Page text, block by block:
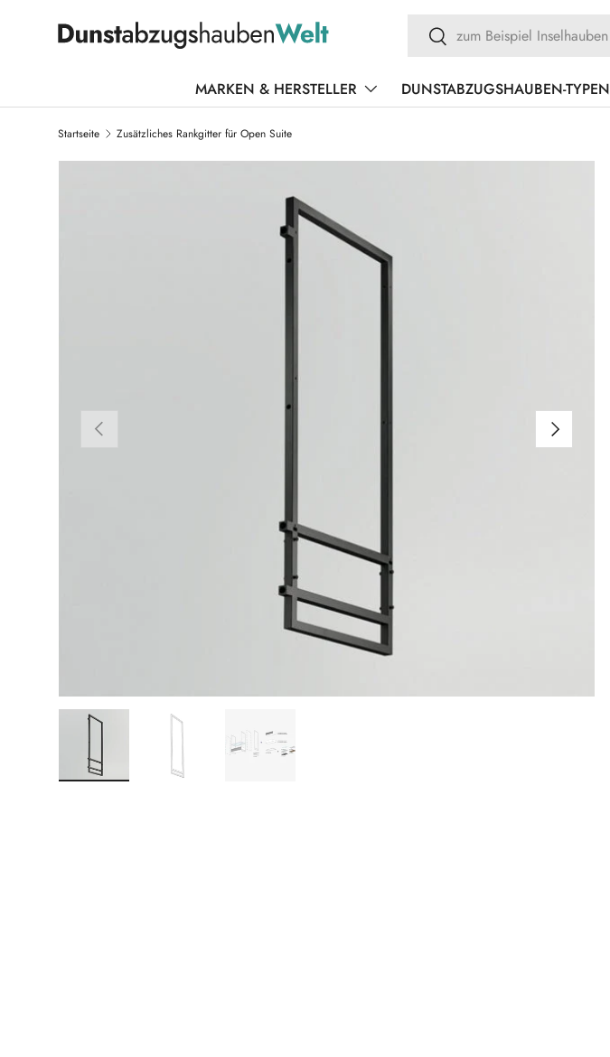
DIREKT ZUM INHALT Suchen
Suchen
MARKEN & HERSTELLER DUNSTABZUGSHAUBEN-TYPEN
Startseite Zusätzliches Rankgitter für Open Suite
ZU PRODUKTINFORMATIONEN SPRINGEN
VORHERIGE NÄCHSTE